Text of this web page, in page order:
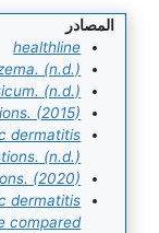
المصادر
healthline
(n.d.).
(n.d.).
(2015).
dermatitis
(n.d.).
(2020).
dermatitis
compared